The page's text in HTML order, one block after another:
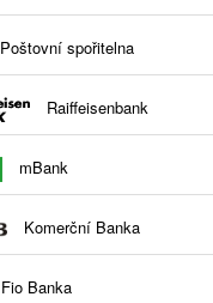
Poštovní spořitelna
Raiffeisenbank
mBank
Komerční Banka
Fio Banka